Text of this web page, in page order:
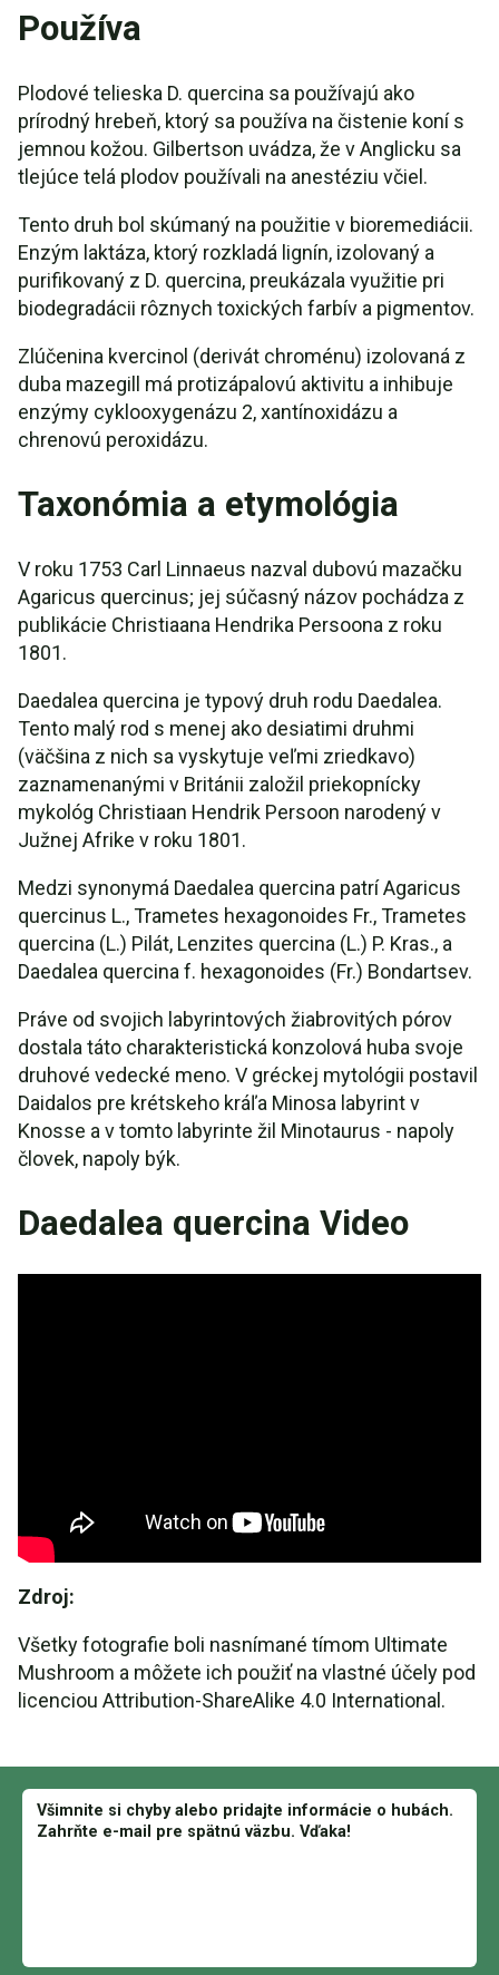
Používa
Plodové telieska D. quercina sa používajú ako
prírodný hrebeň, ktorý sa používa na čistenie koní s
jemnou kožou. Gilbertson uvádza, že v Anglicku sa
tlejúce telá plodov používali na anestéziu včiel.
Tento druh bol skúmaný na použitie v bioremediácii.
Enzým laktáza, ktorý rozkladá lignín, izolovaný a
purifikovaný z D. quercina, preukázala využitie pri
biodegradácii rôznych toxických farbív a pigmentov.
Zlúčenina kvercinol (derivát chroménu) izolovaná z
duba mazegill má protizápalovú aktivitu a inhibuje
enzýmy cyklooxygenázu 2, xantínoxidázu a
chrenovú peroxidázu.
Taxonómia a etymológia
V roku 1753 Carl Linnaeus nazval dubovú mazačku
Agaricus quercinus; jej súčasný názov pochádza z
publikácie Christiaana Hendrika Persoona z roku
1801.
Daedalea quercina je typový druh rodu Daedalea.
Tento malý rod s menej ako desiatimi druhmi
(väčšina z nich sa vyskytuje veľmi zriedkavo)
zaznamenanými v Británii založil priekopnícky
mykológ Christiaan Hendrik Persoon narodený v
Južnej Afrike v roku 1801.
Medzi synonymá Daedalea quercina patrí Agaricus
quercinus L., Trametes hexagonoides Fr., Trametes
quercina (L.) Pilát, Lenzites quercina (L.) P. Kras., a
Daedalea quercina f. hexagonoides (Fr.) Bondartsev.
Práve od svojich labyrintových žiabrovitých pórov
dostala táto charakteristická konzolová huba svoje
druhové vedecké meno. V gréckej mytológii postavil
Daidalos pre krétskeho kráľa Minosa labyrint v
Knosse a v tomto labyrinte žil Minotaurus - napoly
človek, napoly býk.
Daedalea quercina Video
Zdroj:
Všetky fotografie boli nasnímané tímom Ultimate
Mushroom a môžete ich použiť na vlastné účely pod
licenciou Attribution-ShareAlike 4.0 International.